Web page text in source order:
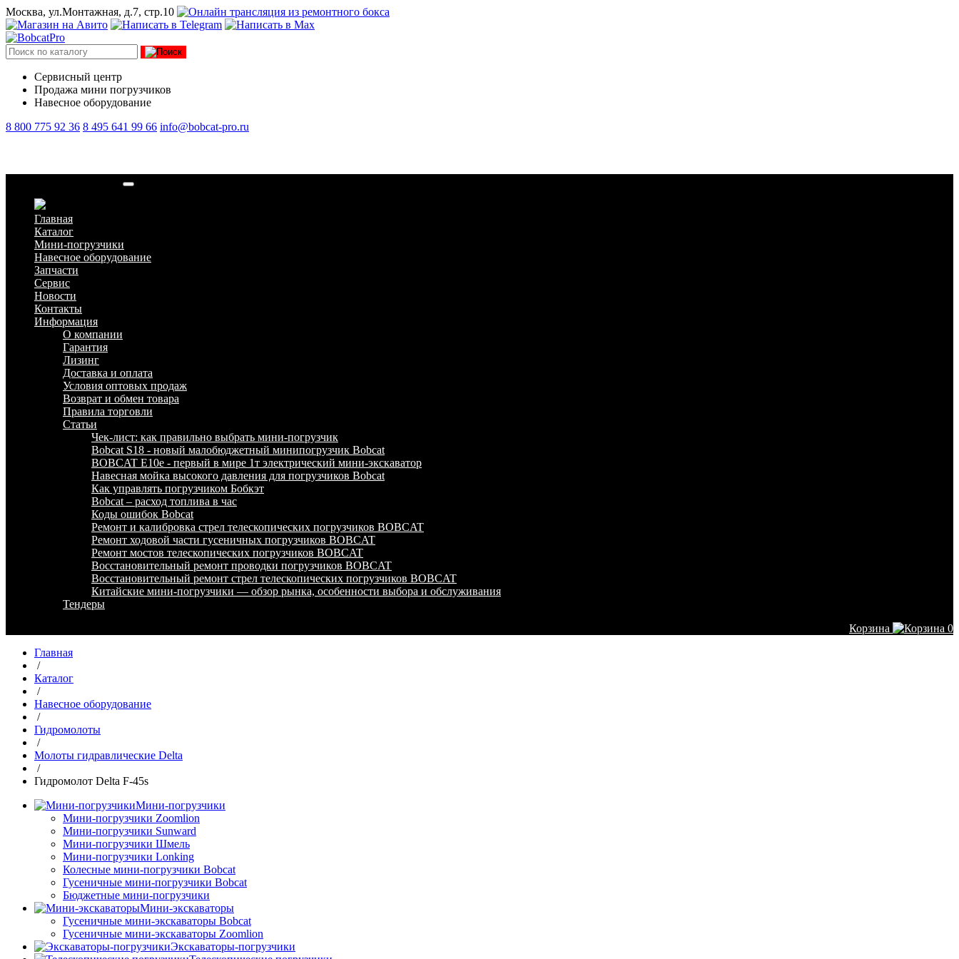
Москва, ул.Монтажная, д.7, стр.10
Сервисный центр
Продажа мини погрузчиков
Навесное оборудование
8 800 775 92 36 8 495 641 99 66 info@bobcat-pro.ru
Главная
Каталог
Мини-погрузчики
Навесное оборудование
Запчасти
Сервис
Новости
Контакты
Информация
О компании
Гарантия
Лизинг
Доставка и оплата
Условия оптовых продаж
Возврат и обмен товара
Правила торговли
Статьи
Чек-лист: как правильно выбрать мини-погрузчик
Bobcat S18 - новый малобюджетный минипогрузчик Bobcat
BOBCAT E10e - первый в мире 1т электрический мини-экскаватор
Навесная мойка высокого давления для погрузчиков Bobcat
Как управлять погрузчиком Бобкэт
Bobcat – расход топлива в час
Коды ошибок Bobcat
Ремонт и калибровка стрел телескопических погрузчиков BOBCAT
Ремонт ходовой части гусеничных погрузчиков BOBCAT
Ремонт мостов телескопических погрузчиков BOBCAT
Восстановительный ремонт проводки погрузчиков BOBCAT
Восстановительный ремонт стрел телескопических погрузчиков BOBCAT
Китайские мини-погрузчики — обзор рынка, особенности выбора и обслуживания
Тендеры
Корзина
0
Главная
/
Каталог
/
Навесное оборудование
/
Гидромолоты
/
Молоты гидравлические Delta
/
Гидромолот Delta F-45s
Мини-погрузчики
Мини-погрузчики Zoomlion
Мини-погрузчики Sunward
Мини-погрузчики Шмель
Мини-погрузчики Lonking
Колесные мини-погрузчики Bobcat
Гусеничные мини-погрузчики Bobcat
Бюджетные мини-погрузчики
Мини-экскаваторы
Гусеничные мини-экскаваторы Bobcat
Гусеничные мини-экскаваторы Zoomlion
Экскаваторы-погрузчики